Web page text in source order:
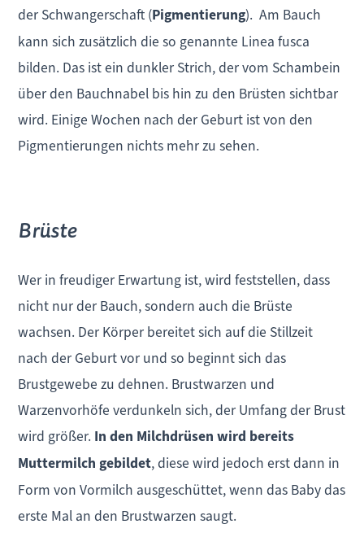
der Schwangerschaft (Pigmentierung). Am Bauch
kann sich zusätzlich die so genannte Linea fusca
bilden. Das ist ein dunkler Strich, der vom Schambein
über den Bauchnabel bis hin zu den Brüsten sichtbar
wird. Einige Wochen nach der Geburt ist von den
Pigmentierungen nichts mehr zu sehen.
Brüste
Wer in freudiger Erwartung ist, wird feststellen, dass
nicht nur der Bauch, sondern auch die Brüste
wachsen. Der Körper bereitet sich auf die Stillzeit
nach der Geburt vor und so beginnt sich das
Brustgewebe zu dehnen. Brustwarzen und
Warzenvorhöfe verdunkeln sich, der Umfang der Brust
wird größer. In den Milchdrüsen wird bereits
Muttermilch gebildet, diese wird jedoch erst dann in
Form von Vormilch ausgeschüttet, wenn das Baby das
erste Mal an den Brustwarzen saugt.